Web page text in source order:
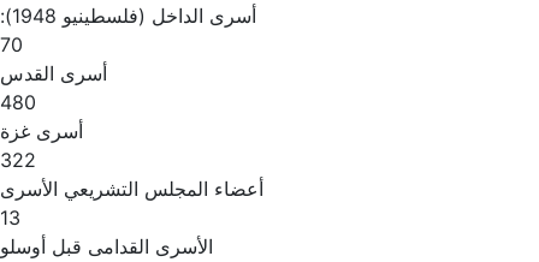
أسرى الداخل (فلسطينيو 1948):
70
أسرى القدس
480
أسرى غزة
322
أعضاء المجلس التشريعي الأسرى
13
الأسرى القدامى قبل أوسلو